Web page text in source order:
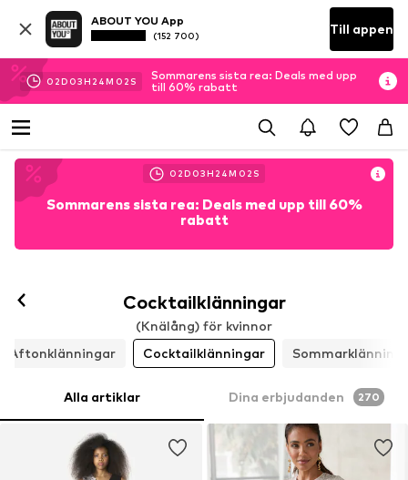
ABOUT YOU App
(152 700) Till appen
02D 03H 24M 00 S
Sommarens sista rea: Deals med upp
till 60% rabatt
02D 03H 24M 00 S
Sommarens sista rea: Deals med upp till 60%
rabatt
Cocktailklänningar
(Knälång) för kvinnor
Aftonklänningar
Cocktailklänningar
Alla artiklar Dina erbjudanden 270